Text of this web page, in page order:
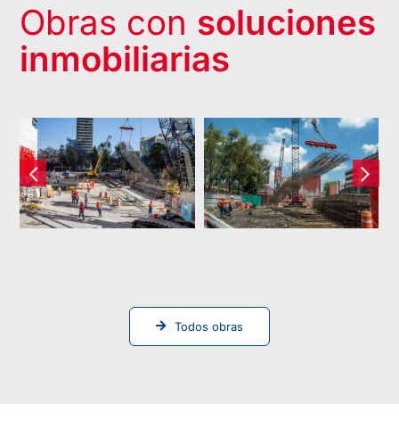
Obras con soluciones
inmobiliarias
Torre
Aeroméxico
– Reforma
445
Insurgentes
86
Todos obras